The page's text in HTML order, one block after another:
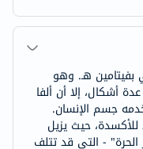
هـ. وهو
أشكال، إلا أن ألفا
جسم الإنسان.
حيث يزيل
الحرة" - التي قد تتلف